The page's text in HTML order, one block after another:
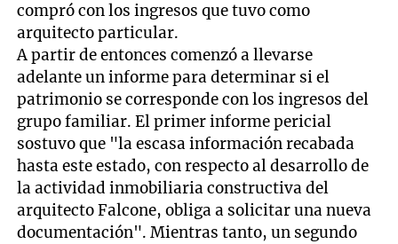
compró con los ingresos que tuvo como
arquitecto particular.
A partir de entonces comenzó a llevarse
adelante un informe para determinar si el
patrimonio se corresponde con los ingresos del
grupo familiar. El primer informe pericial
sostuvo que "la escasa información recabada
hasta este estado, con respecto al desarrollo de
la actividad inmobiliaria constructiva del
arquitecto Falcone, obliga a solicitar una nueva
documentación". Mientras tanto, un segundo